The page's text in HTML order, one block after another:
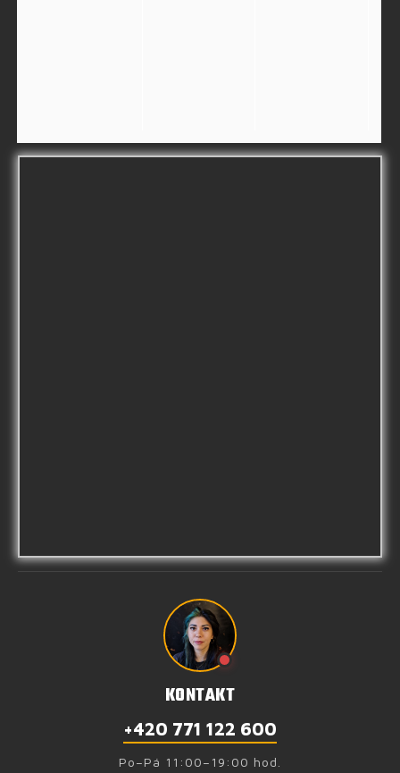
KONTAKT
+420 771 122 600
Po–Pá 11:00–19:00 hod.